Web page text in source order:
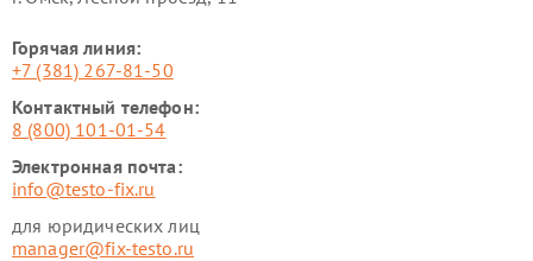
Горячая линия:
+7 (381) 267-81-50
Контактный телефон:
8 (800) 101-01-54
Электронная почта:
info@testo-fix.ru
для юридических лиц
manager@fix-testo.ru